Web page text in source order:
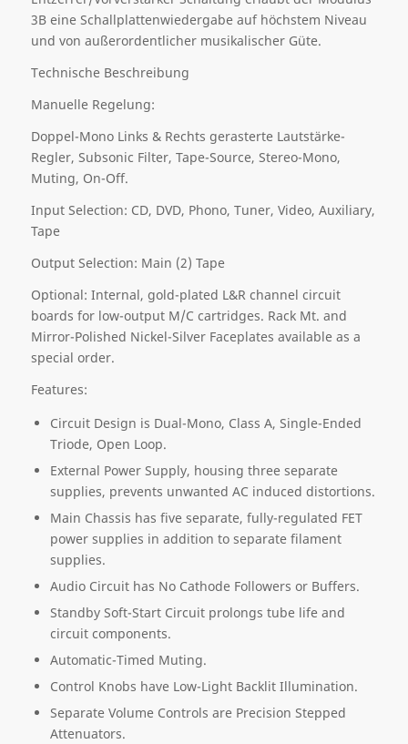
3B eine Schallplattenwiedergabe auf höchstem Niveau
und von außerordentlicher musikalischer Güte.
Technische Beschreibung
Manuelle Regelung:
Doppel-Mono Links & Rechts gerasterte Lautstärke-
Regler, Subsonic Filter, Tape-Source, Stereo-Mono,
Muting, On-Off.
Input Selection: CD, DVD, Phono, Tuner, Video, Auxiliary,
Tape
Output Selection: Main (2) Tape
Optional: Internal, gold-plated L&R channel circuit
boards for low-output M/C cartridges. Rack Mt. and
Mirror-Polished Nickel-Silver Faceplates available as a
special order.
Features:
Circuit Design is Dual-Mono, Class A, Single-Ended
Triode, Open Loop.
External Power Supply, housing three separate
supplies, prevents unwanted AC induced distortions.
Main Chassis has five separate, fully-regulated FET
power supplies in addition to separate filament
supplies.
Audio Circuit has No Cathode Followers or Buffers.
Standby Soft-Start Circuit prolongs tube life and
circuit components.
Automatic-Timed Muting.
Control Knobs have Low-Light Backlit Illumination.
Separate Volume Controls are Precision Stepped
Attenuators.